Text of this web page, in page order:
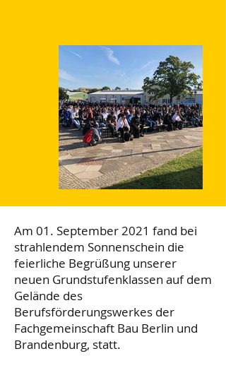
Am 01. September 2021 fand bei
strahlendem Sonnenschein die
feierliche Begrüßung unserer
neuen Grundstufenklassen auf dem
Gelände des
Berufsförderungswerkes der
Fachgemeinschaft Bau Berlin und
Brandenburg, statt.